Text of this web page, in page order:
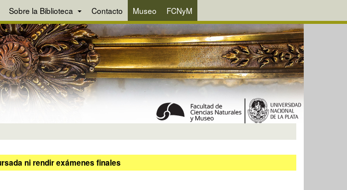
Sobre la Biblioteca Contacto Museo FCNyM
ni rendir exámenes finales